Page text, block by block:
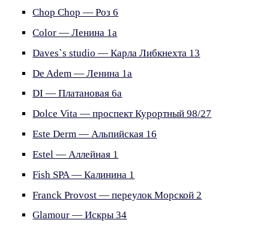
Chop Chop — Роз 6
Color — Ленина 1а
Daves`s studio — Карла Либкнехта 13
De Adem — Ленина 1а
DI — Платановая 6а
Dolce Vita — проспект Курортный 98/27
Este Derm — Альпийская 16
Estel — Аллейная 1
Fish SPA — Калинина 1
Franck Provost — переулок Морской 2
Glamour — Искры 34